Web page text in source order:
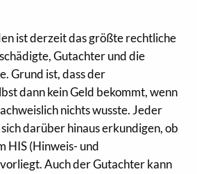
ist derzeit das größte rechtliche
Gutachter und die
Grund ist, dass der
dann kein Geld bekommt, wenn
nichts wusste. Jeder
darüber hinaus erkundigen, ob
HIS (Hinweis- und
Auch der Gutachter kann